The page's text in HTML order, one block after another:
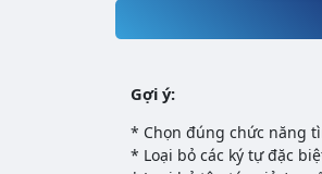
Gợi ý:
* Chọn đúng chức năng
* Loại bỏ các ký tự đặc